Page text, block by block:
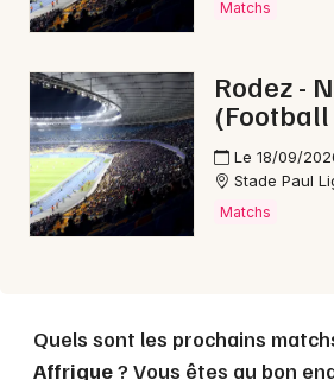
12 - Aveyron
Mon email
Je m'abonne
Matchs
Rodez -
Le 18/09/
Stade Paul
Matchs
Quels sont les prochains
Affrique? Vous êtes au bon